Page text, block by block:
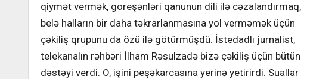
qiymət vermək, goreşənləri qanunun dili ilə cəzalandırmaq,
belə halların bir daha təkrarlanmasına yol verməmək üçün
çəkiliş qrupunu da özü ilə götürmüşdü. İstedadlı jurnalist,
telekanalın rəhbəri İlham Rəsulzadə bizə çəkiliş üçün bütün
dəstəyi verdi. O, işini peşəkarcasına yerinə yetirirdi. Suallar